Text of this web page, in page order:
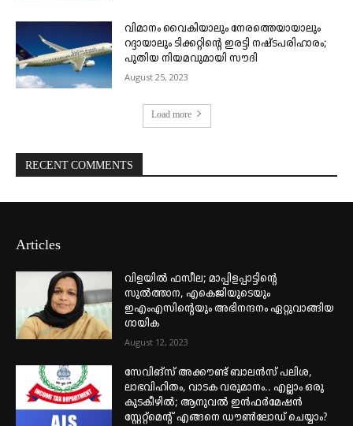
വിമാനം വൈകിയാലും നേരത്തെയായാലും
റദ്ദായാലും ടിക്കറ്റിന്റെ ഇരട്ടി നഷ്ടപരിഹാരം;
പുതിയ നിയമവുമായി സൗദി
August 25, 2023
Load more
RECENT COMMENTS
Articles
വിളയിൽ ഫസീല; മാപ്പിളപ്പാട്ടിന്റെ
സുൽത്താന, എകെജിയുടെയും
ഇഎംഎസിന്റെയും അഭിനന്ദനം ഏറ്റുവാങ്ങിയ
ഗായിക
August 12, 2023
സേവിങ്സ് അക്കൗണ്ട് ബാലൻസ് പലിശ,
ലാഭവിഹിതം, വാടക വരുമാനം.. എല്ലാം ഒരു
കുടകീഴിൽ; ആനുവൽ ഇൻഫർമേഷൻ
സ്റ്റേറ്റ്മെന്റ് എങ്ങനെ ഡൗൺലോഡ് ചെയ്യാം?